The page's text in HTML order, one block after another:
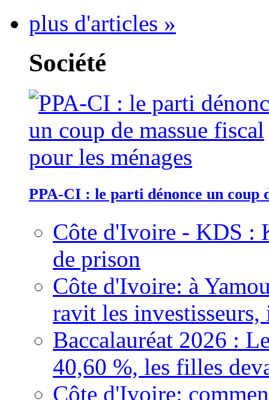
plus d'articles »
Société
PPA-CI : le parti dénonce un coup
Côte d'Ivoire - KDS :
de prison
Côte d'Ivoire: à
ravit les
Baccalauréat 2026 :
40,60 %, les filles
Côte d'Ivoire: